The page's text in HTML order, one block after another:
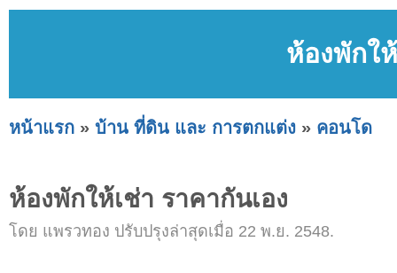
ห้องพักใ
หน้าแรก » บ้าน ที่ดิน และ การตกแต่ง » คอนโด
ห้องพักให้เช่า ราคากันเอง
โดย แพรวทอง ปรับปรุงล่าสุดเมื่อ 22 พ.ย. 2548.